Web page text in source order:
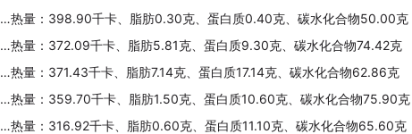
益利 益天下养生 私房养生 素食原物原状食品(银耳阿胶红枣木瓜)热量：398.90千卡、脂肪0.30克、蛋白质0.40克、碳水化合物50.00克
拜特 蓝莓松饼亚麻籽麦片热量：372.09千卡、脂肪5.81克、蛋白质9.30克、碳水化合物74.42克
拜特 原味亚麻籽麦片热量：371.43千卡、脂肪7.14克、蛋白质17.14克、碳水化合物62.86克
塞尔瓦 螺丝形意大利面热量：359.70千卡、脂肪1.50克、蛋白质10.60克、碳水化合物75.90克
煮食生活 肉酱捞面热量：316.92千卡、脂肪0.60克、蛋白质11.10克、碳水化合物65.60克